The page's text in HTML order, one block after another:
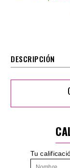
DESCRIPCIÓN
Tu